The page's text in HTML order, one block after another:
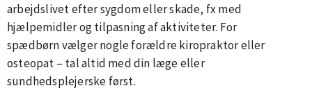
arbejdslivet efter sygdom eller skade, fx med
hjælpemidler og tilpasning af aktiviteter. For
spædbørn vælger nogle forældre kiropraktor eller
osteopat – tal altid med din læge eller
sundhedsplejerske først.